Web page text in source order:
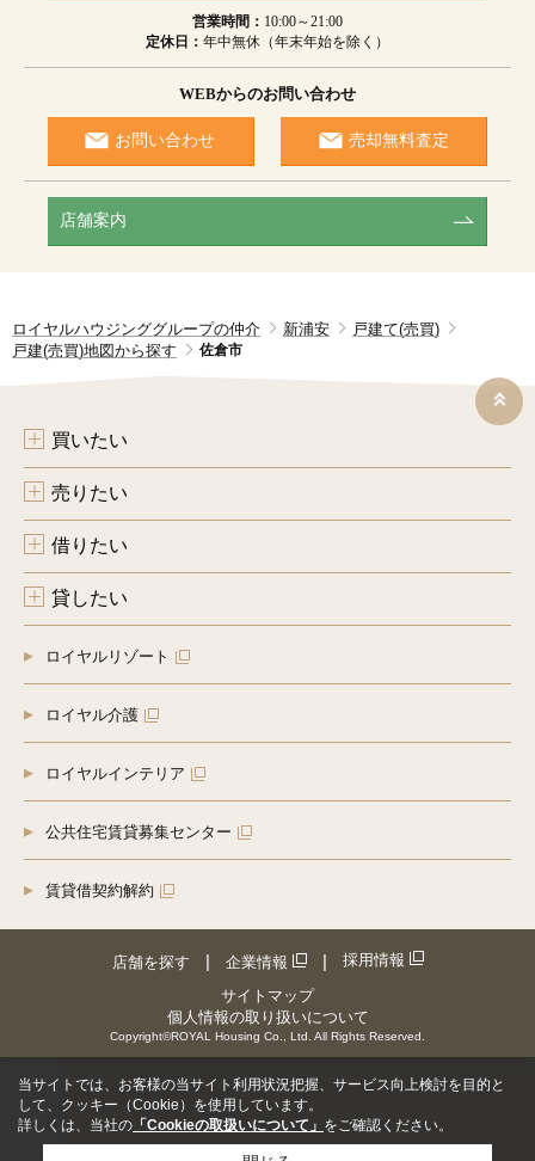
営業時間： 10:00～21:00
定休日： 年中無休（年末年始を除く）
WEBからのお問い合わせ
お問い合わせ 売却無料査定
店舗案内
ロイヤルハウジンググループの仲介 新浦安
戸建て(売買)
戸建(売買)地図から探す
佐倉市
買いたい
売りたい
借りたい
貸したい
ロイヤルリゾート
ロイヤル介護
ロイヤルインテリア
公共住宅賃貸募集センター
賃貸借契約解約
店舗を探す 企業情報
採用情報
サイトマップ
個人情報の取り扱いについて
Copyright©ROYAL Housing Co., Ltd. All Rights Reserved.
当サイトでは、お客様の当サイト利用状況把握、サービス向上検討を目的と
して、クッキー（Cookie）を使用しています。
詳しくは、当社の 「Cookieの取扱いについて」 をご確認ください。